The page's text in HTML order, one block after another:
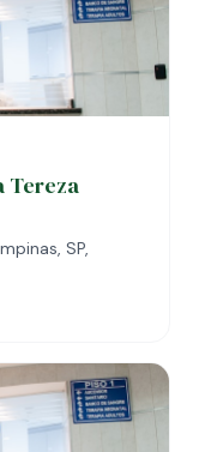
Tereza
SP,